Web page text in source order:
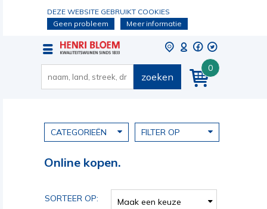
DEZE WEBSITE GEBRUIKT COOKIES
Geen probleem
Meer informatie
0
zoeken
CATEGORIEËN FILTER OP
Online kopen.
SORTEER OP: Maak een keuze